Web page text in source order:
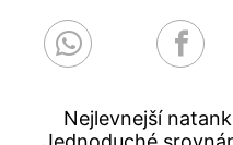
Nejlevnejší